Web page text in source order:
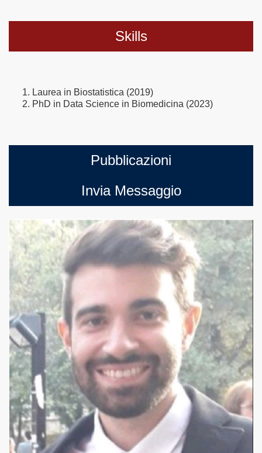
Skills
Laurea in Biostatistica (2019)
PhD in Data Science in Biomedicina (2023)
Pubblicazioni
Invia Messaggio